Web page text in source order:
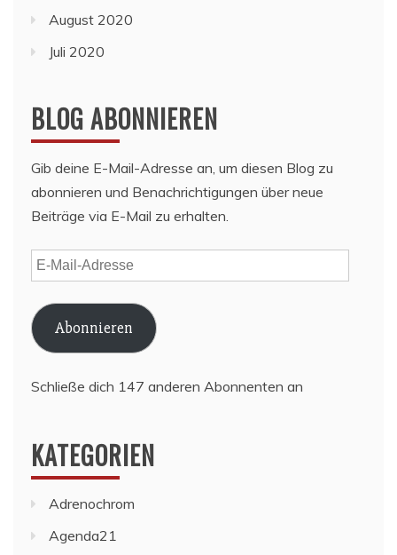
August 2020
Juli 2020
BLOG ABONNIEREN
Gib deine E-Mail-Adresse an, um diesen Blog zu
abonnieren und Benachrichtigungen über neue
Beiträge via E-Mail zu erhalten.
E-
Mail-
Adresse
Abonnieren
Schließe dich 147 anderen Abonnenten an
KATEGORIEN
Adrenochrom
Agenda21